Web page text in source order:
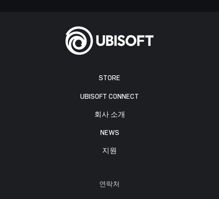
STORE
UBISOFT CONNECT
회사 소개
NEWS
지원
연락처